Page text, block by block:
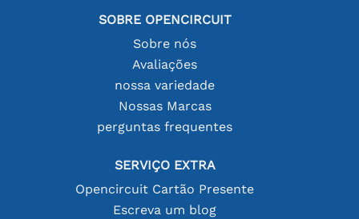
SOBRE OPENCIRCUIT
Sobre nós
Avaliações
nossa variedade
Nossas Marcas
perguntas frequentes
SERVIÇO EXTRA
Opencircuit Cartão Presente
Escreva um blog